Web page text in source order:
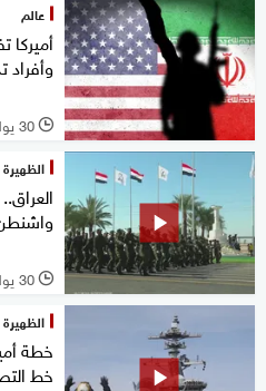
عالم
l 30 يوليو 2026
الظهيرة
l 30 يوليو 2026
الظهيرة
خطة
خط